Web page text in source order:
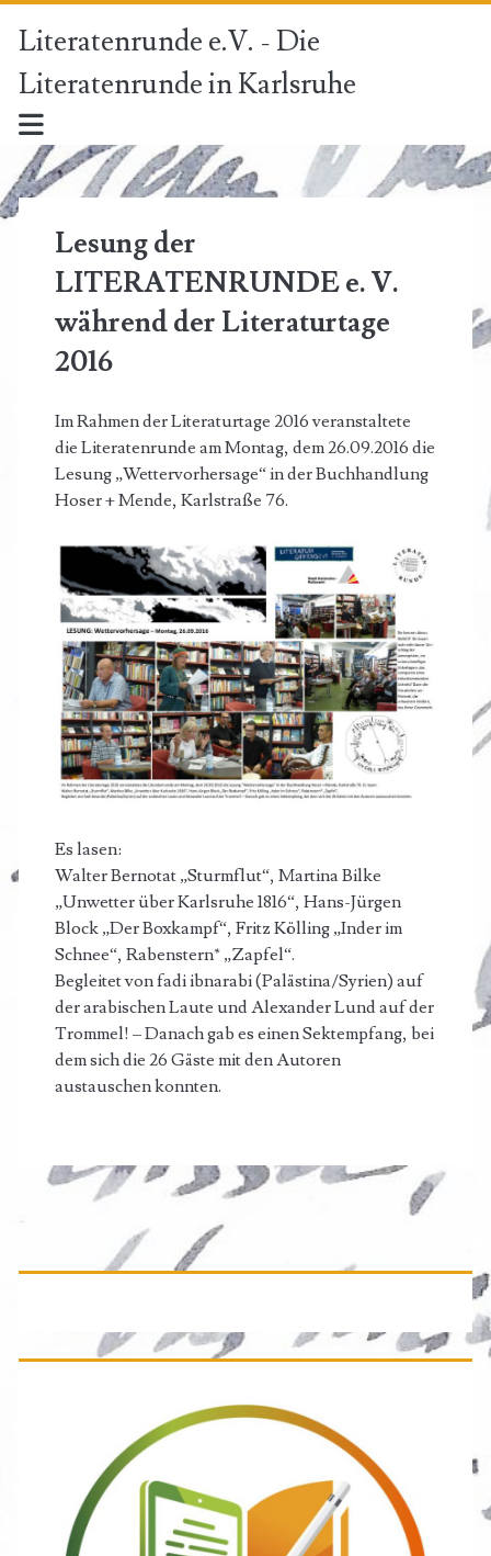
Literatenrunde e.V. - Die
Literatenrunde in Karlsruhe
Lesung der
LITERATENRUNDE e. V.
während der Literaturtage
2016
Im Rahmen der Literaturtage 2016 veranstaltete
die Literatenrunde am Montag, dem 26.09.2016 die
Lesung „Wettervorhersage“ in der Buchhandlung
Hoser + Mende, Karlstraße 76.
Es lasen:
Walter Bernotat „Sturmflut“, Martina Bilke
„Unwetter über Karlsruhe 1816“, Hans-Jürgen
Block „Der Boxkampf“, Fritz Kölling „Inder im
Schnee“, Rabenstern* „Zapfel“.
Begleitet von fadi ibnarabi (Palästina/Syrien) auf
der arabischen Laute und Alexander Lund auf der
Trommel! – Danach gab es einen Sektempfang, bei
dem sich die 26 Gäste mit den Autoren
austauschen konnten.
Primäre
Seitenleiste